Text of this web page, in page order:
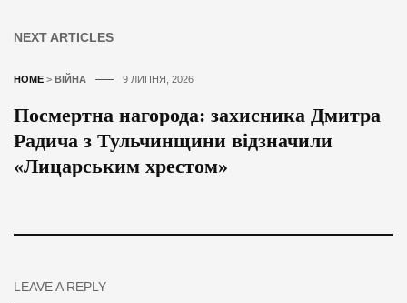
NEXT ARTICLES
HOME > ВІЙНА 9 ЛИПНЯ, 2026
Посмертна нагорода: захисника Дмитра
Радича з Тульчинщини відзначили
«Лицарським хрестом»
LEAVE A REPLY